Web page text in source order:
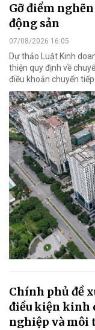
Gỡ điểm
động sản
07/08/2026 16:05
Dự thảo Luật Kinh
thiện quy định về
điều khoản chuyển
Chính phủ đề
điều kiện kinh
nghiệp và môi